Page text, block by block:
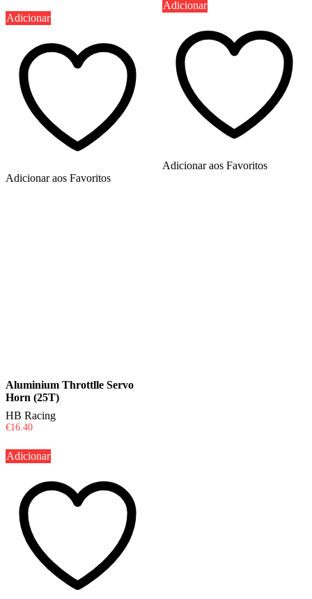
Adicionar
Adicionar aos Favoritos
Adicionar
Adicionar aos Favoritos
Aluminium Throttlle Servo
Horn (25T)
HB Racing
€16.40
Adicionar